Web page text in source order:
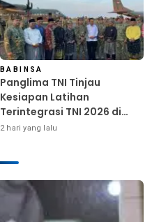
BABINSA
Panglima TNI Tinjau
Kesiapan Latihan
Terintegrasi TNI 2026 di
Dabo Singkep
2 hari yang lalu